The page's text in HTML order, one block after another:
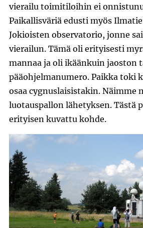
vierailu toimitiloihin ei
Paikallisväriä edusti myös
Jokioisten observatorio, jonne
vierailun. Tämä oli erityisesti
mannaa ja oli ikäänkuin jaoston
pääohjelmanumero. Paikka toki
osaa cygnuslaisistakin. Näimme
luotauspallon lähetyksen. Tästä
erityisen kuvattu kohde.